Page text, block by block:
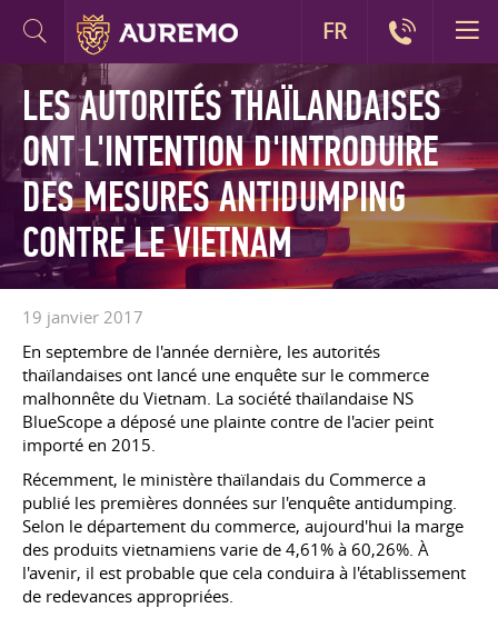
LES AUTORITÉS THAÏLANDAISES
ONT L'INTENTION D'INTRODUIRE
DES MESURES ANTIDUMPING
CONTRE LE VIETNAM
19 janvier 2017
En septembre de l'année dernière, les autorités
thaïlandaises ont lancé une enquête sur le commerce
malhonnête du Vietnam. La société thaïlandaise NS
BlueScope a déposé une plainte contre de l'acier peint
importé en 2015.
Récemment, le ministère thaïlandais du Commerce a
publié les premières données sur l'enquête antidumping.
Selon le département du commerce, aujourd'hui la marge
des produits vietnamiens varie de 4,61% à 60,26%. À
l'avenir, il est probable que cela conduira à l'établissement
de redevances appropriées.
FR